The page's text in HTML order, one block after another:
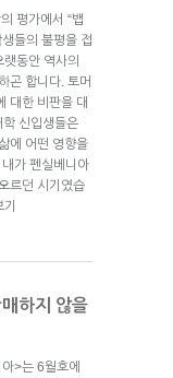
평가에서 “뱁
들의 불평을 접
동안 역사의
곤 합니다. 토머
대한 비판을 대
신입생들은
에 어떤 영향을
가 펜실베니아
르던 시기였습
하지 않을
>는 6월호에